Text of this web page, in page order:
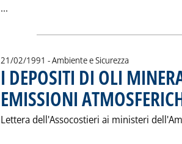
... Leggi tutta la notizia: '"LE TARGHE
21/02/1991 - Ambiente e Sicurezza
I DEPOSITI DI OLI
EMISSIONI
Lettera dell'Assocostieri ai ministeri